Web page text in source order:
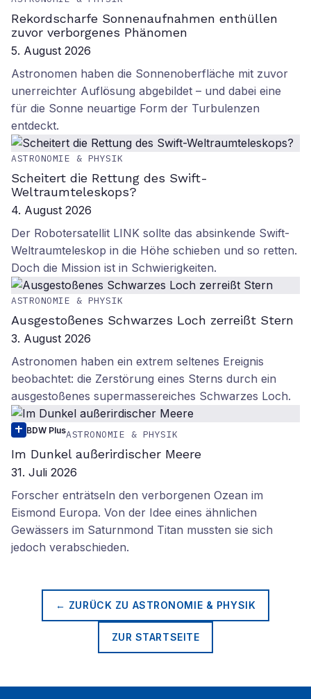
Rekordscharfe Sonnenaufnahmen enthüllen
zuvor verborgenes Phänomen
5. August 2026
Astronomen haben die Sonnenoberfläche mit zuvor
unerreichter Auflösung abgebildet – und dabei eine
für die Sonne neuartige Form der Turbulenzen
entdeckt.
ASTRONOMIE & PHYSIK
Scheitert die Rettung des Swift-
Weltraumteleskops?
4. August 2026
Der Robotersatellit LINK sollte das absinkende Swift-
Weltraumteleskop in die Höhe schieben und so retten.
Doch die Mission ist in Schwierigkeiten.
ASTRONOMIE & PHYSIK
Ausgestoßenes Schwarzes Loch zerreißt Stern
3. August 2026
Astronomen haben ein extrem seltenes Ereignis
beobachtet: die Zerstörung eines Sterns durch ein
ausgestoßenes supermassereiches Schwarzes Loch.
BDW PlusASTRONOMIE & PHYSIK
Im Dunkel außerirdischer Meere
31. Juli 2026
Forscher enträtseln den verborgenen Ozean im
Eismond Europa. Von der Idee eines ähnlichen
Gewässers im Saturnmond Titan mussten sie sich
jedoch verabschieden.
← ZURÜCK ZU ASTRONOMIE & PHYSIK
ZUR STARTSEITE